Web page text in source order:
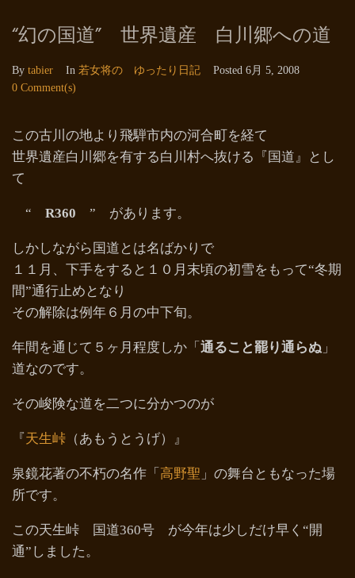
“幻の国道” 世界遺産 白川郷への道
By tabier In 若女将の ゆったり日記 Posted 6月 5, 2008
0 Comment(s)
この古川の地より飛騨市内の河合町を経て
世界遺産白川郷を有する白川村へ抜ける『国道』とし
て
“ R360 ” があります。
しかしながら国道とは名ばかりで
１１月、下手をすると１０月末頃の初雪をもって“冬期
間”通行止めとなり
その解除は例年６月の中下旬。
年間を通じて５ヶ月程度しか「 通ること罷り通らぬ 」
道なのです。
その峻険な道を二つに分かつのが
『天生峠 （あもうとうげ）』
泉鏡花著の不朽の名作「 高野聖 」の舞台ともなった場
所です。
この天生峠 国道360号 が今年は少しだけ早く“開
通”しました。